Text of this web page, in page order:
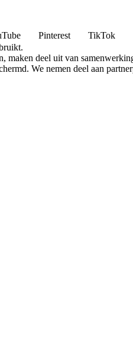
Pinterest TikTok
deel uit van
We nemen deel aan